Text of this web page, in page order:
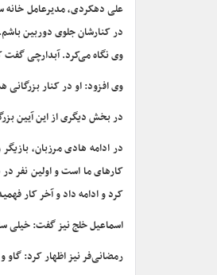
علی دهکردی، مدیرعامل خانه
در کنارشان جلوی دوربین
وی نگاه می‌کرد. آبدارچی گفت
وی افزود: او در کنار بزرگانی
در بخش دیگری از این آیین
در ادامه هادی مرزبان،
کارهای ما است و اولین نفر
کرد و ادامه داد و آخر کار فهمیدیم ساعت ۳ ظهر همان‌روز پدرش را به خاک سپرده
اسماعیل خلج نیز گفت: خیلی
رمضانی‌فر نیز اظهار کرد: